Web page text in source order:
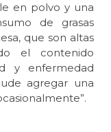
en polvo y una
de grasas
que son altas
el contenido
y enfermedad
agregar una